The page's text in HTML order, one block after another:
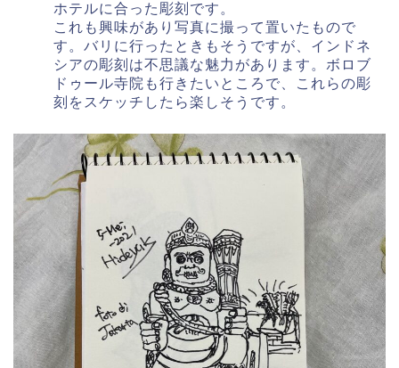
ホテルに合った彫刻です。
これも興味があり写真に撮って置いたもので
す。バリに行ったときもそうですが、インドネ
シアの彫刻は不思議な魅力があります。ボロブ
ドゥール寺院も行きたいところで、これらの彫
刻をスケッチしたら楽しそうです。